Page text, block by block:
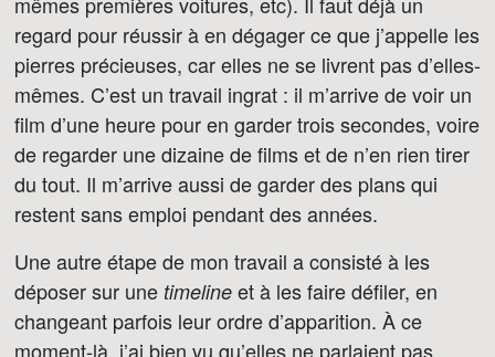
regard pour réussir à en dégager ce que j’appelle les
pierres précieuses, car elles ne se livrent pas d’elles-
mêmes. C’est un travail ingrat : il m’arrive de voir un
film d’une heure pour en garder trois secondes, voire
de regarder une dizaine de films et de n’en rien tirer
du tout. Il m’arrive aussi de garder des plans qui
restent sans emploi pendant des années.
Une autre étape de mon travail a consisté à les
déposer sur une timeline et à les faire défiler, en
changeant parfois leur ordre d’apparition. À ce
moment-là, j’ai bien vu qu’elles ne parlaient pas